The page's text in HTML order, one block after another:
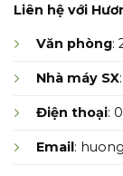
Liên hệ với
Văn phòng:
Nhà máy SX
Điện thoại:
Email: